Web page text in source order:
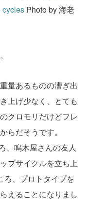
cycles Photo by 海老
量あるものの漕ぎ出
上げ少なく、とても
クロモリだけどフレ
らだそうです。
、鳴木屋さんの友人
プサイクルを立ち上
ろ、プロトタイプを
えることになりまし